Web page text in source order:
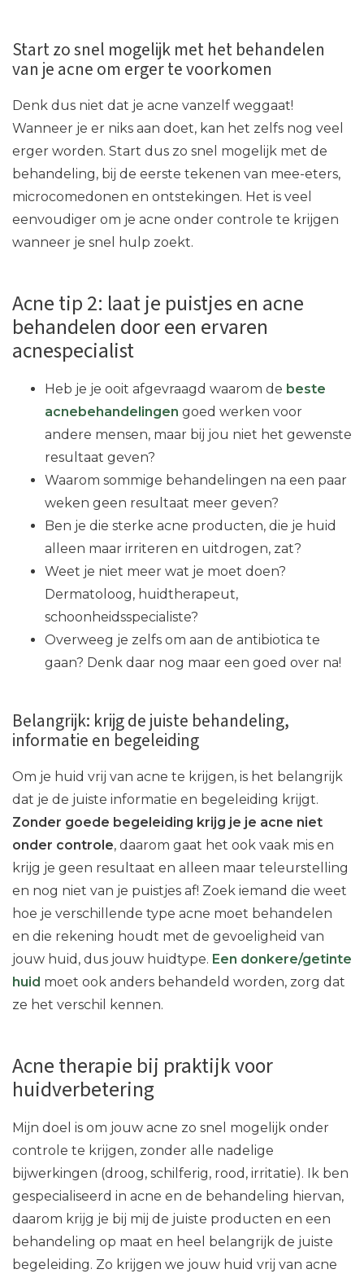
Start zo snel mogelijk met het behandelen
van je acne om erger te voorkomen
Denk dus niet dat je acne vanzelf weggaat!
Wanneer je er niks aan doet, kan het zelfs nog veel
erger worden. Start dus zo snel mogelijk met de
behandeling, bij de eerste tekenen van mee-eters,
microcomedonen en ontstekingen. Het is veel
eenvoudiger om je acne onder controle te krijgen
wanneer je snel hulp zoekt.
Acne tip 2: laat je puistjes en acne
behandelen door een ervaren
acnespecialist
Heb je je ooit afgevraagd waarom de beste
acnebehandelingen goed werken voor
andere mensen, maar bij jou niet het gewenste
resultaat geven?
Waarom sommige behandelingen na een paar
weken geen resultaat meer geven?
Ben je die sterke acne producten, die je huid
alleen maar irriteren en uitdrogen, zat?
Weet je niet meer wat je moet doen?
Dermatoloog, huidtherapeut,
schoonheidsspecialiste?
Overweeg je zelfs om aan de antibiotica te
gaan? Denk daar nog maar een goed over na!
Belangrijk: krijg de juiste behandeling,
informatie en begeleiding
Om je huid vrij van acne te krijgen, is het belangrijk
dat je de juiste informatie en begeleiding krijgt.
Zonder goede begeleiding krijg je je acne niet
onder controle, daarom gaat het ook vaak mis en
krijg je geen resultaat en alleen maar teleurstelling
en nog niet van je puistjes af! Zoek iemand die weet
hoe je verschillende type acne moet behandelen
en die rekening houdt met de gevoeligheid van
jouw huid, dus jouw huidtype. Een donkere/getinte
huid moet ook anders behandeld worden, zorg dat
ze het verschil kennen.
Acne therapie bij praktijk voor
huidverbetering
Mijn doel is om jouw acne zo snel mogelijk onder
controle te krijgen, zonder alle nadelige
bijwerkingen (droog, schilferig, rood, irritatie). Ik ben
gespecialiseerd in acne en de behandeling hiervan,
daarom krijg je bij mij de juiste producten en een
behandeling op maat en heel belangrijk de juiste
begeleiding. Zo krijgen we jouw huid vrij van acne